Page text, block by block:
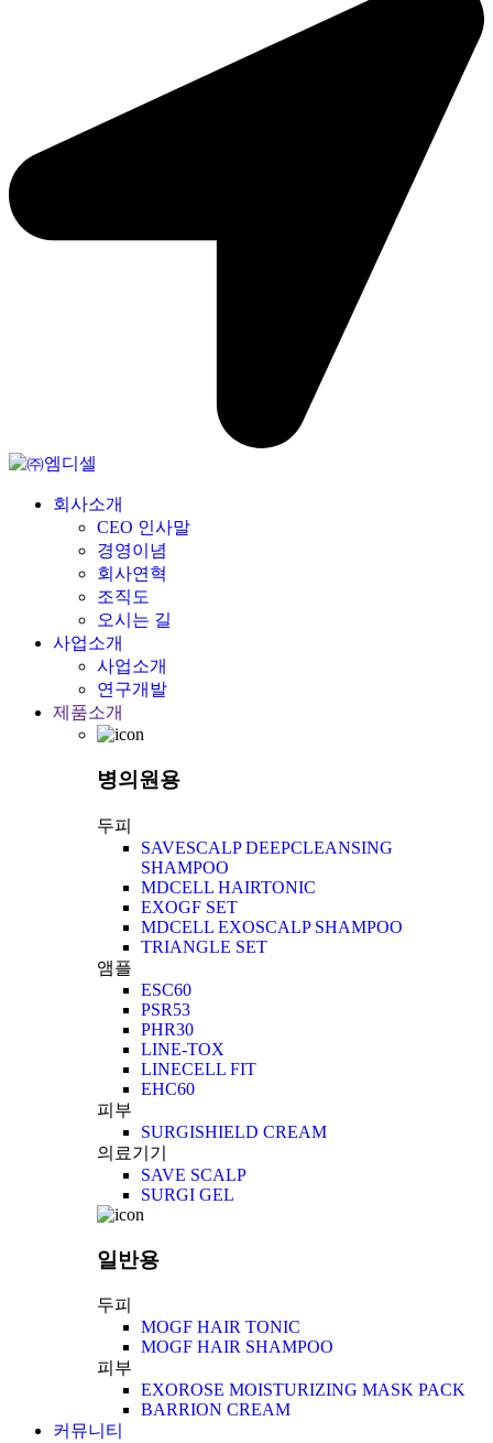
회사소개
CEO 인사말
경영이념
회사연혁
조직도
오시는 길
사업소개
사업소개
연구개발
제품소개
병의원용
두피
SAVESCALP DEEPCLEANSING
SHAMPOO
MDCELL HAIRTONIC
EXOGF SET
MDCELL EXOSCALP SHAMPOO
TRIANGLE SET
앰플
ESC60
PSR53
PHR30
LINE-TOX
LINECELL FIT
EHC60
피부
SURGISHIELD CREAM
의료기기
SAVE SCALP
SURGI GEL
일반용
두피
MOGF HAIR TONIC
MOGF HAIR SHAMPOO
피부
EXOROSE MOISTURIZING MASK PACK
BARRION CREAM
커뮤니티